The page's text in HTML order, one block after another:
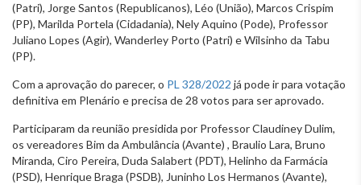
(Patri), Jorge Santos (Republicanos), Léo (União), Marcos Crispim
(PP), Marilda Portela (Cidadania), Nely Aquino (Pode), Professor
Juliano Lopes (Agir), Wanderley Porto (Patri) e Wilsinho da Tabu
(PP).
Com a aprovação do parecer, o PL 328/2022 já pode ir para votação
definitiva em Plenário e precisa de 28 votos para ser aprovado.
Participaram da reunião presidida por Professor Claudiney Dulim,
os vereadores Bim da Ambulância (Avante) , Braulio Lara, Bruno
Miranda, Ciro Pereira, Duda Salabert (PDT), Helinho da Farmácia
(PSD), Henrique Braga (PSDB), Juninho Los Hermanos (Avante),